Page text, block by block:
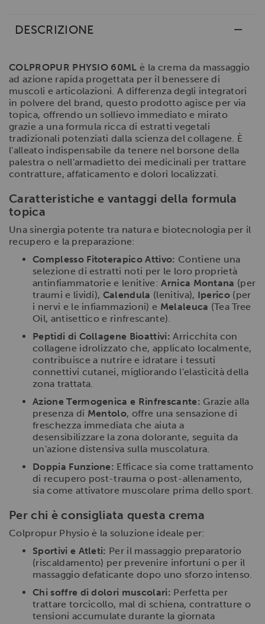
DESCRIZIONE
COLPROPUR PHYSIO 60ML è la crema da massaggio
ad azione rapida progettata per il benessere di
muscoli e articolazioni. A differenza degli integratori
in polvere del brand, questo prodotto agisce per via
topica, offrendo un sollievo immediato e mirato
grazie a una formula ricca di estratti vegetali
tradizionali potenziati dalla scienza del collagene. È
l'alleato indispensabile da tenere nel borsone della
palestra o nell'armadietto dei medicinali per trattare
contratture, affaticamento e dolori localizzati.
Caratteristiche e vantaggi della formula
topica
Una sinergia potente tra natura e biotecnologia per il
recupero e la preparazione:
Complesso Fitoterapico Attivo: Contiene una
selezione di estratti noti per le loro proprietà
antinfiammatorie e lenitive:Arnica Montana (per
traumi e lividi), Calendula (lenitiva), Iperico (per
i nervi e le infiammazioni) e Melaleuca (Tea Tree
Oil, antisettico e rinfrescante).
Peptidi di Collagene Bioattivi: Arricchita con
collagene idrolizzato che, applicato localmente,
contribuisce a nutrire e idratare i tessuti
connettivi cutanei, migliorando l'elasticità della
zona trattata.
Azione Termogenica e Rinfrescante: Grazie alla
presenza di Mentolo, offre una sensazione di
freschezza immediata che aiuta a
desensibilizzare la zona dolorante, seguita da
un'azione distensiva sulla muscolatura.
Doppia Funzione: Efficace sia come trattamento
di recupero post-trauma o post-allenamento,
sia come attivatore muscolare prima dello sport.
Per chi è consigliata questa crema
Colpropur Physio è la soluzione ideale per:
Sportivi e Atleti: Per il massaggio preparatorio
(riscaldamento) per prevenire infortuni o per il
massaggio defaticante dopo uno sforzo intenso.
Chi soffre di dolori muscolari: Perfetta per
trattare torcicollo, mal di schiena, contratture o
tensioni accumulate durante la giornata